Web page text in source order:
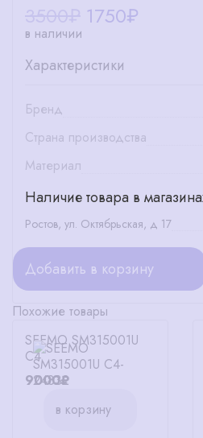
1750₽
в наличии
Характеристики
Бренд
Страна производства
Материал
Наличие товара в
Ростов, ул. Октябрьская, д 17
Добавить в корзину
Похожие товары
SEEMO SM315001U
C4
9000₽
в корзину